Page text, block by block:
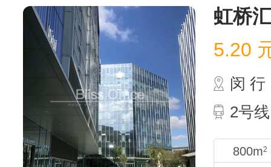
虹桥汇
5.20
闵 行
2号
800m2